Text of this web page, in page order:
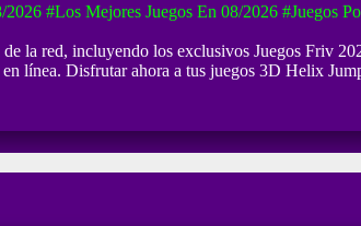
2026 #Los Mejores Juegos En 08/2026 #Juegos
la red, incluyendo los exclusivos Juegos Friv
línea. Disfrutar ahora a tus juegos 3D Helix